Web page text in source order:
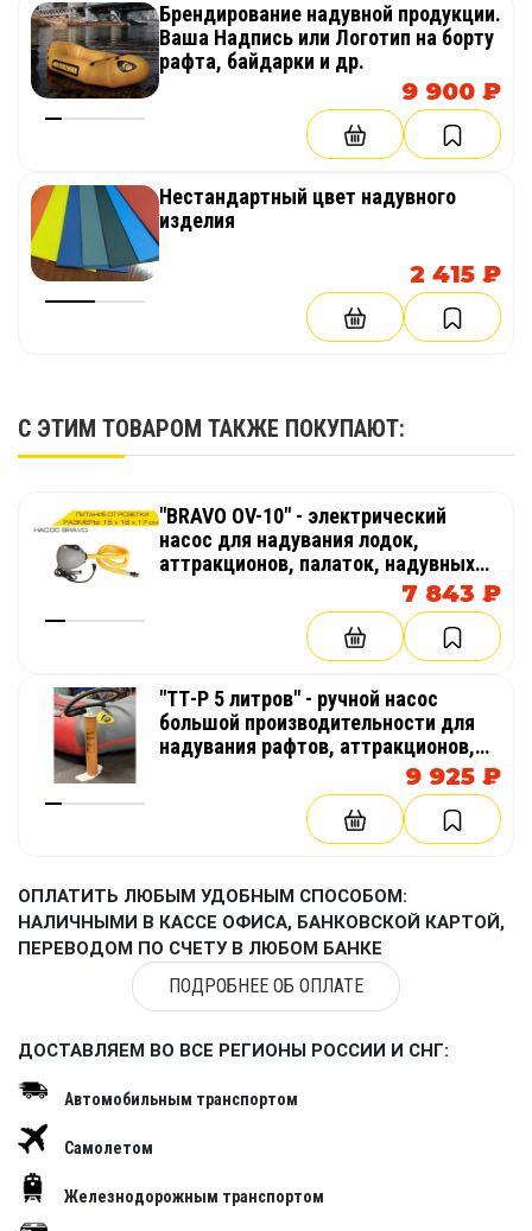
Брендирование надувной продукции.
Ваша Надпись или Логотип на борту
рафта, байдарки и др.
9 900 ₽
Нестандартный цвет надувного
изделия
2 415 ₽
С ЭТИМ ТОВАРОМ ТАКЖЕ ПОКУПАЮТ:
"BRAVO OV-10" - электрический
насос для надувания лодок,
аттракционов, палаток, надувных
7 843 ₽
"ТТ-Р 5 литров" - ручной насос
большой производительности для
надувания рафтов, аттракционов,
палаток, катамаранов, лодок9 925 ₽
ОПЛАТИТЬ ЛЮБЫМ УДОБНЫМ СПОСОБОМ:
НАЛИЧНЫМИ В КАССЕ ОФИСА, БАНКОВСКОЙ КАРТОЙ,
ПЕРЕВОДОМ ПО СЧЕТУ В ЛЮБОМ БАНКЕ
ПОДРОБНЕЕ ОБ ОПЛАТЕ
ДОСТАВЛЯЕМ ВО ВСЕ РЕГИОНЫ РОССИИ И СНГ:
Автомобильным транспортом
Самолетом
Железнодорожным транспортом